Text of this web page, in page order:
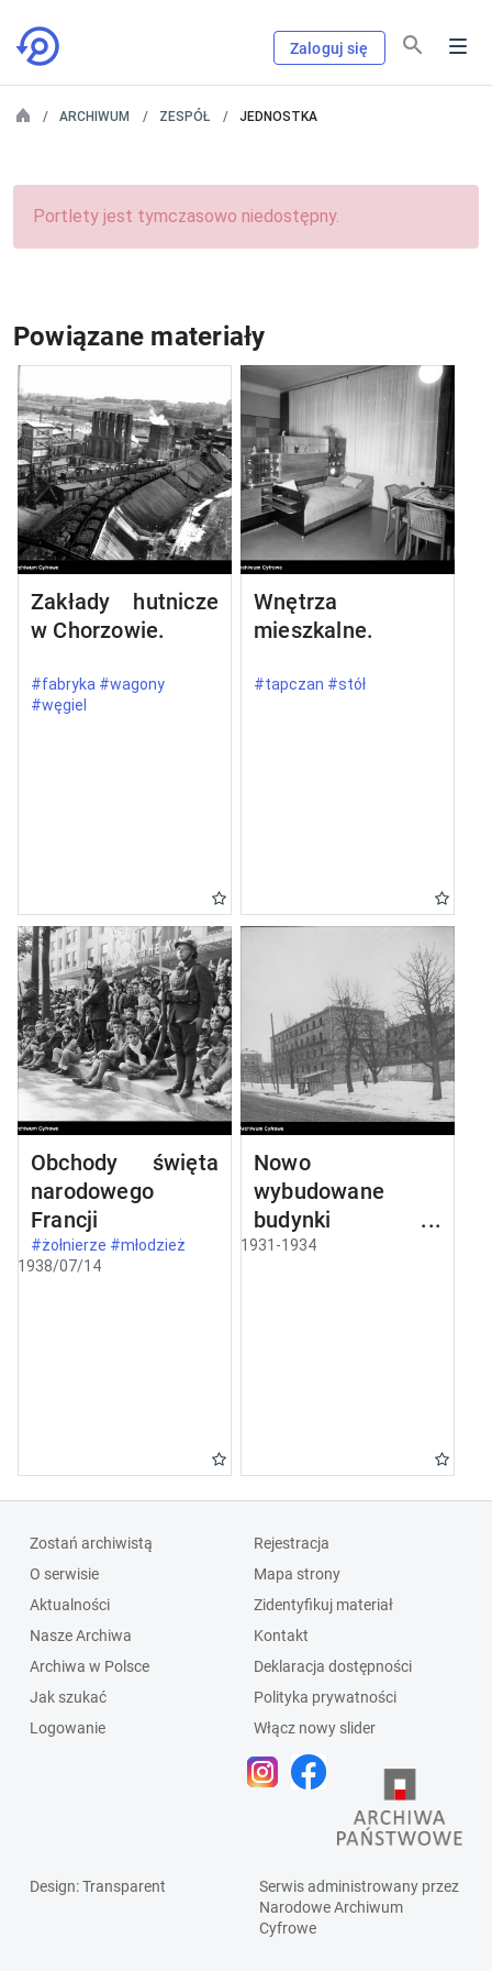
Zaloguj się
ARCHIWUM ZESPÓŁ JEDNOSTKA
Portlety jest tymczasowo niedostępny.
Powiązane materiały
Zakłady hutnicze
w Chorzowie.
#fabryka #wagony
#węgiel
Wnętrza
mieszkalne.
#tapczan #stół
Obchody święta
narodowego
Francji
#żołnierze #młodzież
1938/07/14
Nowo
wybudowane
budynki w
Częstochowie
1931-1934
Zostań archiwistą
O serwisie
Aktualności
Nasze Archiwa
Archiwa w Polsce
Jak szukać
Logowanie
Rejestracja
Mapa strony
Zidentyfikuj materiał
Kontakt
Deklaracja dostępności
Polityka prywatności
Włącz nowy slider
Design: Transparent
Serwis administrowany przez
Narodowe Archiwum
Cyfrowe